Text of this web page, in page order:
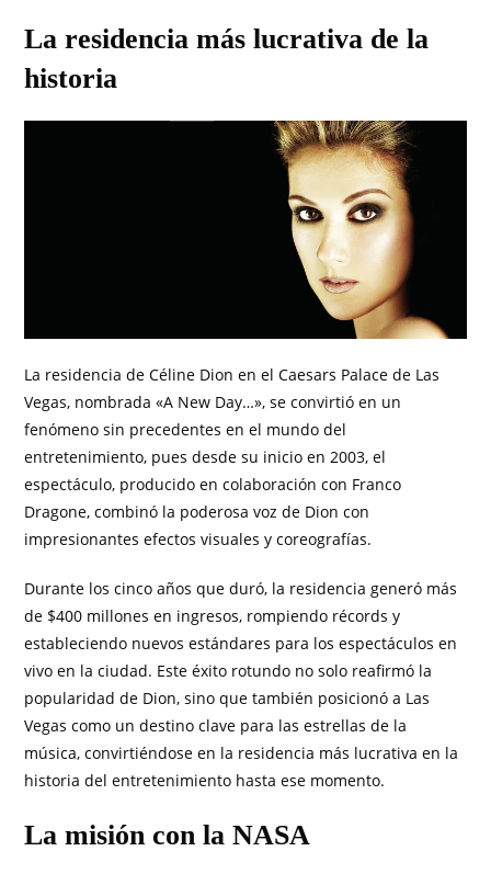
La residencia más lucrativa de la
historia
La residencia de Céline Dion en el Caesars Palace de Las
Vegas, nombrada «A New Day…», se convirtió en un
fenómeno sin precedentes en el mundo del
entretenimiento, pues desde su inicio en 2003, el
espectáculo, producido en colaboración con Franco
Dragone, combinó la poderosa voz de Dion con
impresionantes efectos visuales y coreografías.
Durante los cinco años que duró, la residencia generó más
de $400 millones en ingresos, rompiendo récords y
estableciendo nuevos estándares para los espectáculos en
vivo en la ciudad. Este éxito rotundo no solo reafirmó la
popularidad de Dion, sino que también posicionó a Las
Vegas como un destino clave para las estrellas de la
música, convirtiéndose en la residencia más lucrativa en la
historia del entretenimiento hasta ese momento.
La misión con la NASA